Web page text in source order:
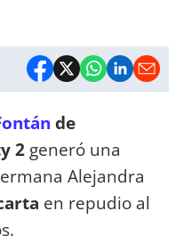
de
2 generó una
Alejandra
en repudio al